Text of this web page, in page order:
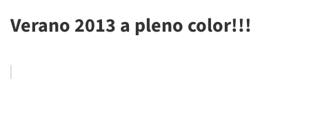
Verano 2013 a pleno color!!!